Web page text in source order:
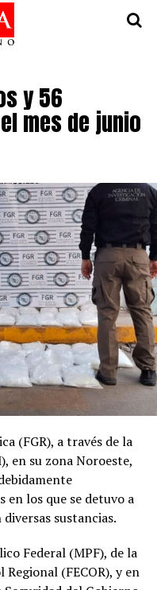
y 56
mes de junio
(FGR), a través de la
en su zona Noroeste,
en los que se detuvo a
sustancias.
Federal (MPF), de la
(FECOR), y en